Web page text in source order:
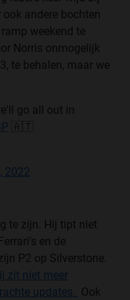
andere bochten
weekend te
Norris onmogelijk
te behalen, maar we
go all out in
🇦🇹
2022
te zijn. Hij tipt niet
en de
P2 op Silverstone.
zit niet meer
updates.
Ook